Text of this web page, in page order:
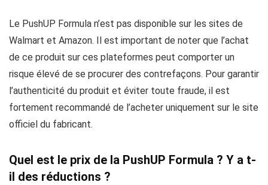
Le PushUP Formula n’est pas disponible sur les sites de
Walmart et Amazon. Il est important de noter que l’achat
de ce produit sur ces plateformes peut comporter un
risque élevé de se procurer des contrefaçons. Pour garantir
l’authenticité du produit et éviter toute fraude, il est
fortement recommandé de l’acheter uniquement sur le site
officiel du fabricant.
Quel est le prix de la PushUP Formula ? Y a t-
il des réductions ?